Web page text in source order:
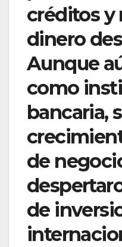
créditos y
dinero
Aunque
como
bancaria,
de
de